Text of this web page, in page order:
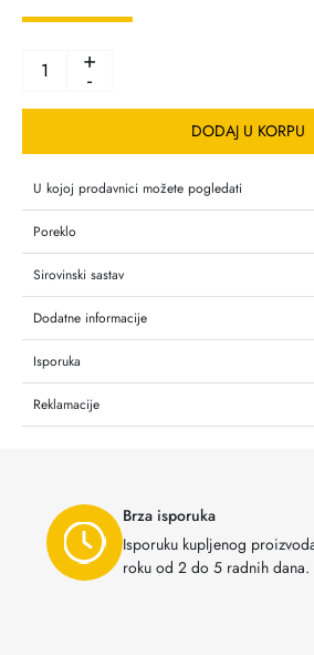
+
-
DODAJ U KORPU
U kojoj prodavnici možete pogledati
Poreklo
Sirovinski sastav
Dodatne informacije
Isporuka
Reklamacije
Brza isporuka
Isporuku kupljenog
roku od 2 do 5 radnih dana.